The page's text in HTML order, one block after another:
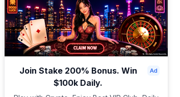
Join Stake 200% Bonus. Win
$100k Daily.